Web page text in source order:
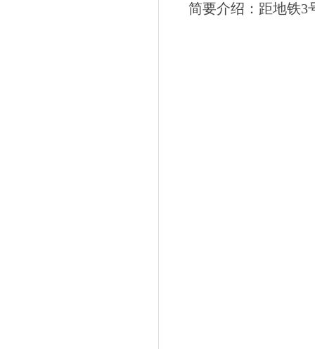
简要介绍： 距地铁3